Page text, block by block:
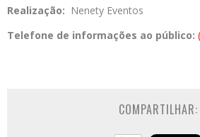
Realização: Nenety Eventos
Telefone de informações ao público:
COMPARTILHAR: